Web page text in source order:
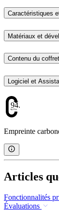
Caractéristiques
Matériaux et
Contenu du coffret
Logiciel et
94.18
Empreinte
Articles
Fonctionnalités
Évaluations